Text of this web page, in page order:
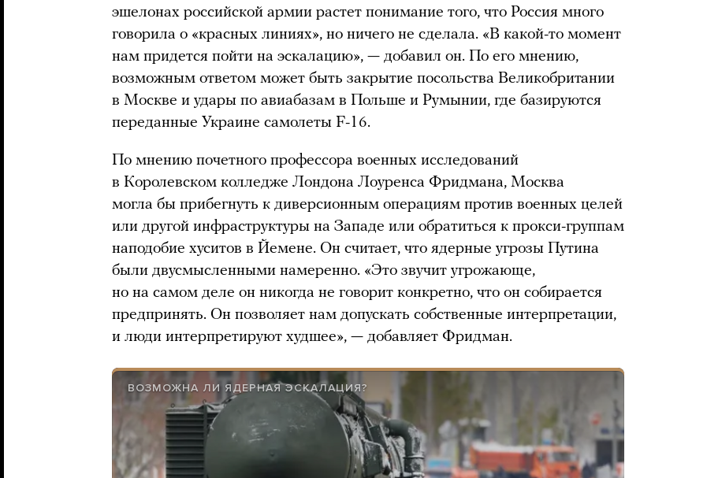
эшелонах российской армии растет понимание того, что Россия много
говорила о «красных линиях», но ничего не сделала. «В какой-то момент
нам придется пойти на эскалацию», — добавил он. По его мнению,
возможным ответом может быть закрытие посольства Великобритании
в Москве и удары по авиабазам в Польше и Румынии, где базируются
переданные Украине самолеты F-16.
По мнению почетного профессора военных исследований
в Королевском колледже Лондона Лоуренса Фридмана, Москва
могла бы прибегнуть к диверсионным операциям против военных целей
или другой инфраструктуры на Западе или обратиться к прокси-группам
наподобие хуситов в Йемене. Он считает, что ядерные угрозы Путина
были двусмысленными намеренно. «Это звучит угрожающе,
но на самом деле он никогда не говорит конкретно, что он собирается
предпринять. Он позволяет нам допускать собственные интерпретации,
и люди интерпретируют худшее», — добавляет Фридман.
ВОЗМОЖНА ЛИ ЯДЕРНАЯ ЭСКАЛАЦИЯ?